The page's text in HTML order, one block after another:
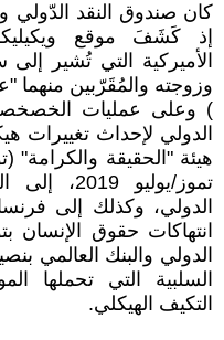
كان صندوق النقد الدّولي
إذ كَشَفَ موقع
الأميركية التي تُشير
وزوجته والمُقَرّبين
) وعلى عمليات
الدولي لإحداث تغييرات
هيئة "الحقيقة
تموز/يوليو
الدولي، وكذلك إلى
انتهاكات حقوق الإنسان
الدولي والبنك العالمي
السلبية التي تحملها
التكيف الهيكلي.